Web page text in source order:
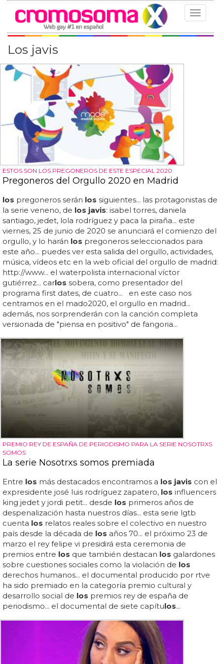
Toggle
Los javis
ESTOS SON LOS PREGONEROS DE ESTE ESPECIAL 2020
Pregoneros del Orgullo 2020 en Madrid
los pregoneros serán los siguientes... las protagonistas de
la serie veneno, de los javis: isabel torres, daniela
santiago, jedet, lola rodríguez y paca la piraña... este
viernes, 25 de junio de 2020 se anunciará el comienzo del
orgullo, y lo harán los pregoneros seleccionados para
este año... puedes ver esta salida del orgullo, actividades,
música, vídeos etc en la web oficial del orgullo de madrid:
http://www... el waterpolista internacional víctor
gutiérrez... carlos sobera, como presentador del
programa first dates, de cuatro... en este caso nos
centramos en el mado2020, el orgullo en madrid...
además, nos sorprenderán con la canción completa
versionada de "piensa en positivo" de fangoria...
PREMIO REY DE ESPAÑA DE PERIODISMO PARA LA SERIE NOSOTRXS
SOMOS
La serie Nosotrxs somos premiada
Entre los más destacados encontramos a los javis con el
expresidente josé luis rodríguez zapatero, los influencers
king jedet y jordi petit... desde los primeros años de
despenalización hasta nuestros días... esta serie lgtb
cuenta los relatos reales sobre el colectivo en nuestro
país desde la década de los años 70... el próximo 23 de
marzo el rey felipe vi presidirá esta ceremonia de
premios entre los que también destacan los galardones
sobre cuestiones sociales como la violación de los
derechos humanos... el documental producido por rtve
ha sido premiado en la categoría premio cultural y
desarrollo social de los premios rey de españa de
periodismo... el documental de siete capítulos...